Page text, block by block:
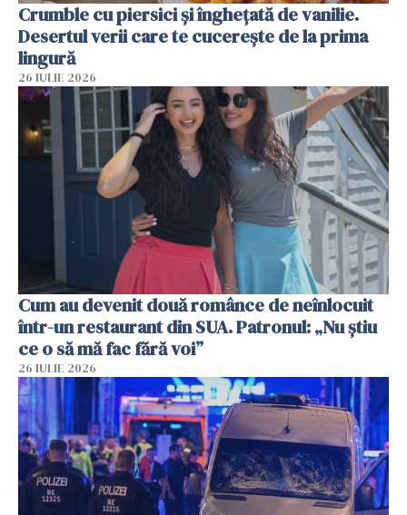
Crumble cu piersici și înghețată de vanilie.
Desertul verii care te cucerește de la prima
lingură
26 IULIE 2026
Cum au devenit două românce de neînlocuit
într-un restaurant din SUA. Patronul: „Nu știu
ce o să mă fac fără voi”
26 IULIE 2026